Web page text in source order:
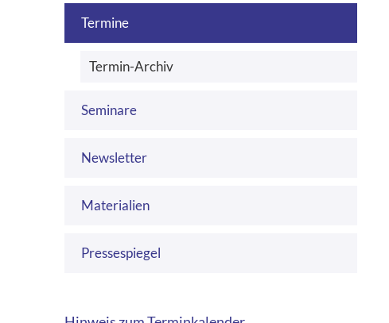
Termine
Termin-Archiv
Seminare
Newsletter
Materialien
Pressespiegel